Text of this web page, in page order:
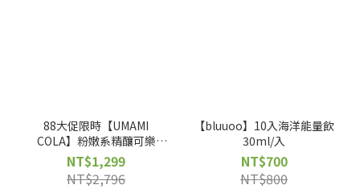
88大促限時【UMAMI
COLA】粉嫩系精釀可樂
250ml x買12送12+送COLA
玻璃杯*2
NT$1,299
NT$2,796
【bluuoo】10入海洋能量飲
30ml/入
NT$700
NT$800